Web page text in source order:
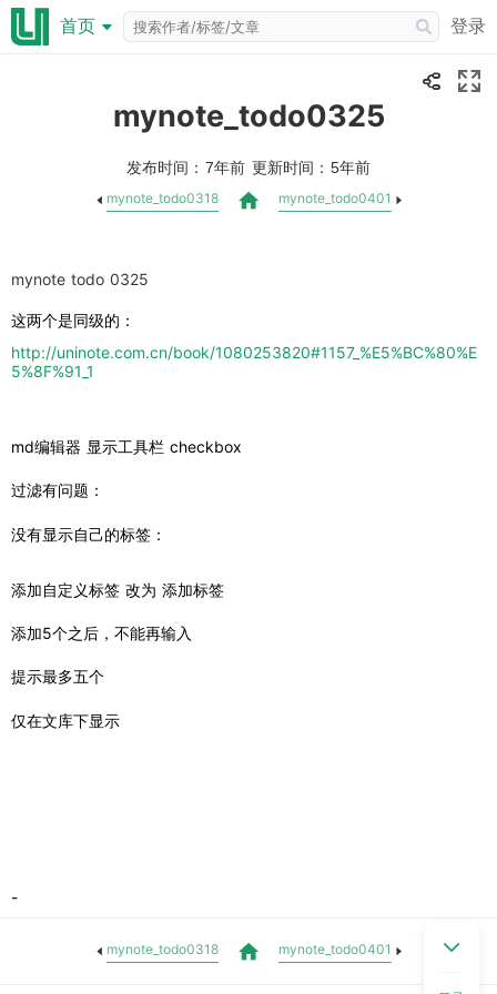
首页 登录
mynote_todo0325
发布时间： 7年前 更新时间： 5年前
mynote_todo0318 mynote_todo0401
mynote todo 0325
这两个是同级的：
http://uninote.com.cn/book/1080253820#1157_%E5%BC%80%E
5%8F%91_1
md编辑器 显示工具栏 checkbox
过滤有问题：
没有显示自己的标签：
添加自定义标签 改为 添加标签
添加5个之后，不能再输入
提示最多五个
仅在文库下显示
-
mynote_todo0318 mynote_todo0401